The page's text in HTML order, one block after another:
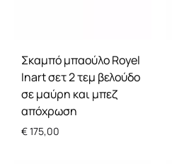
Σκαμπό μπαούλο Royel
Inart σετ 2 τεμ βελούδο
σε μαύρη και μπεζ
απόχρωση
€175,00